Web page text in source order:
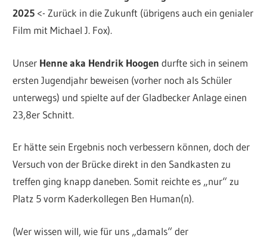
2025 <- Zurück in die Zukunft (übrigens auch ein genialer
Film mit Michael J. Fox).
Unser Henne aka Hendrik Hoogen durfte sich in seinem
ersten Jugendjahr beweisen (vorher noch als Schüler
unterwegs) und spielte auf der Gladbecker Anlage einen
23,8er Schnitt.
Er hätte sein Ergebnis noch verbessern können, doch der
Versuch von der Brücke direkt in den Sandkasten zu
treffen ging knapp daneben. Somit reichte es „nur“ zu
Platz 5 vorm Kaderkollegen Ben Human(n).
(Wer wissen will, wie für uns „damals“ der